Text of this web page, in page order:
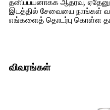
தனிப்பயனாக்க ஆதரவு,
இடத்தில் சேவையை நாங்கள்
எங்களைத் தொடர்பு கொள்ள
விவரங்கள்